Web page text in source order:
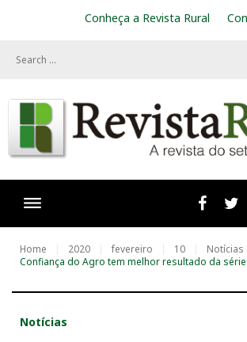
Conheça a Revista Rural
Home 2020 fevereiro 10
Notícias
Confiança do Agro tem melhor resultado da
Notícias